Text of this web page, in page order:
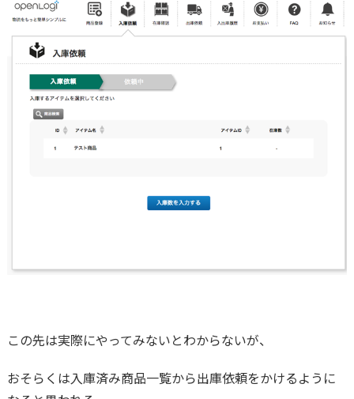
この先は実際にやってみないとわからないが、
おそらくは入庫済み商品一覧から出庫依頼をかけるように